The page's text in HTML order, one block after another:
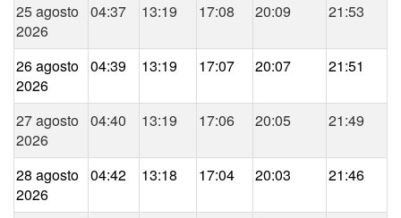
25 agosto
2026
04:37 13:19 17:08 20:09 21:53
26 agosto
2026
04:39 13:19 17:07 20:07 21:51
27 agosto
2026
04:40 13:19 17:06 20:05 21:49
28 agosto
2026
04:42 13:18 17:04 20:03 21:46